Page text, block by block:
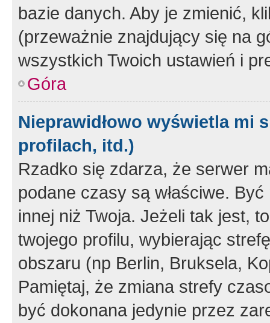
bazie danych. Aby je zmienić,
(przeważnie znajdujący się na
wszystkich Twoich ustawień i
Góra
Nieprawidłowo wyświetla mi
profilach, itd.)
Rzadko się zdarza, że serwer
podane czasy są właściwe.
innej niż Twoja. Jeżeli tak jest,
twojego profilu, wybierając
obszaru (np Berlin, Bruksela,
Pamiętaj, że zmiana strefy
być dokonana jedynie przez